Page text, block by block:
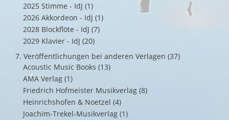
2025 Stimme - IdJ (1)
2026 Akkordeon - IdJ (1)
2028 Blockflöte - IdJ (7)
2029 Klavier - IdJ (20)
7. Veröffentlichungen bei anderen Verlagen (37)
Acoustic Music Books (13)
AMA Verlag (1)
Friedrich Hofmeister Musikverlag (8)
Heinrichshofen & Noetzel (4)
Joachim-Trekel-Musikverlag (1)